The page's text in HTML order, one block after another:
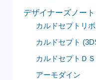
デザイナーズノート
カルドセプトリボ
カルドセプト
カルドセプトＤＳ
アーモダイン